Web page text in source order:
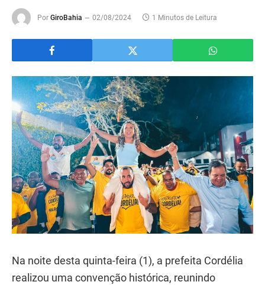
Por GiroBahia 02/08/2024 1 Minutos de Leitura
Na noite desta quinta-feira (1), a prefeita Cordélia
realizou uma convenção histórica, reunindo